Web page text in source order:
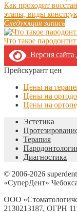
Как проходит
этапы, виды
Следующая запись
Что такое
Версия
Прейскурант цен
Цены на
Цены на
Цены на
Эстетика
Терапия
Диагностика
© 2006-2026
«СуперДент»
ООО
2130213187, ОГРН